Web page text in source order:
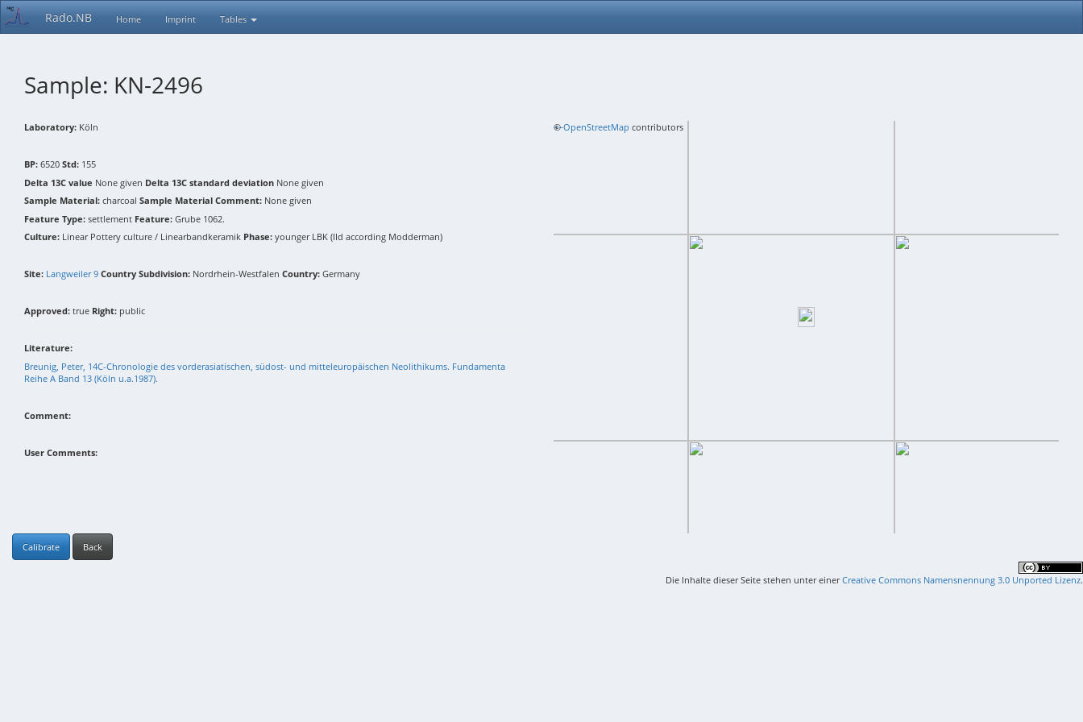
Rado.NB Home Imprint Tables
Sample: KN-2496
Laboratory: Köln
BP: 6520 Std: 155
Delta 13C value None given Delta 13C standard deviation None given
Sample Material: charcoal Sample Material Comment: None given
Feature Type: settlement Feature: Grube 1062.
Culture: Linear Pottery culture / Linearbandkeramik Phase: younger LBK (IId according Modderman)
Site: Langweiler 9 Country Subdivision: Nordrhein-Westfalen Country: Germany
Approved: true Right: public
Literature:
Breunig, Peter, 14C-Chronologie des vorderasiatischen, südost- und mitteleuropäischen Neolithikums. Fundamenta
Reihe A Band 13 (Köln u.a.1987).
Comment:
User Comments:
+−
©OpenStreetMap contributors
Calibrate Back
Die Inhalte dieser Seite stehen unter einerCreative Commons Namensnennung 3.0 Unported Lizenz.